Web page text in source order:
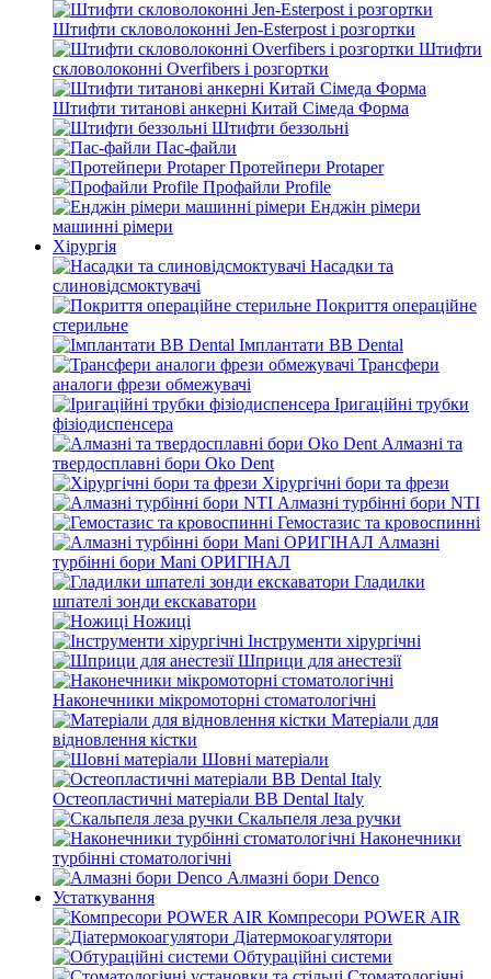
Штифти скловолоконні Jen-Esterpost і розгортки
Штифти
скловолоконні Overfibers і розгортки
Штифти титанові анкерні Китай Сімеда Форма
Штифти беззольні
Пас-файли
Протейпери Protaper
Профайли Profile
Енджін рімери
машинні рімери
Хірургія
Насадки та
слиновідсмоктувачі
Покриття операційне
стерильне
Імплантати BB Dental
Трансфери
аналоги фрези обмежувачі
Іригаційні трубки
фізіодиспенсера
Алмазні та
твердосплавні бори Oko Dent
Хірургічні бори та фрези
Алмазні турбінні бори NTI
Гемостазис та кровоспинні
Алмазні
турбінні бори Mani ОРИГІНАЛ
Гладилки
шпателі зонди екскаватори
Ножиці
Інструменти хірургічні
Шприци для анестезії
Наконечники мікромоторні стоматологічні
Матеріали для
відновлення кістки
Шовні матеріали
Остеопластичні матеріали BB Dental Italy
Скальпеля леза ручки
Наконечники
турбінні стоматологічні
Алмазні бори Denco
Устаткування
Компресори POWER AIR
Діатермокоагулятори
Обтураційні системи